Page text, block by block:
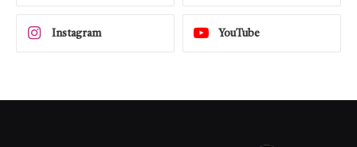
Instagram YouTube